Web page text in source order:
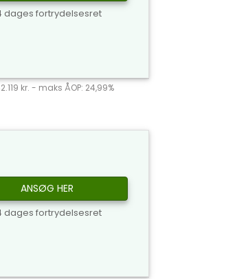
dages fortrydelsesret
kr. - maks ÅOP: 24,99%
ANSØG HER
dages fortrydelsesret